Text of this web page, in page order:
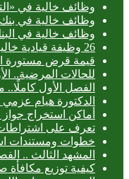
وظائف خالية في
وظائف خالية في
وظائف خالية في
26 وظيفة قيادية خالية في وزارة التضامن الاجتماعي.. اعرف طريقة التقديم
قيمة قرض مستورة
للحالات المرضية..
الفصل الأول
الدكتورة هيام
أماكن استخراج جواز السفر 2022 في
تعرف على اشتراطات
خطوات ومستندات استخراج جواز
المشهد الثالث ..
كيفية توزيع مكافأة